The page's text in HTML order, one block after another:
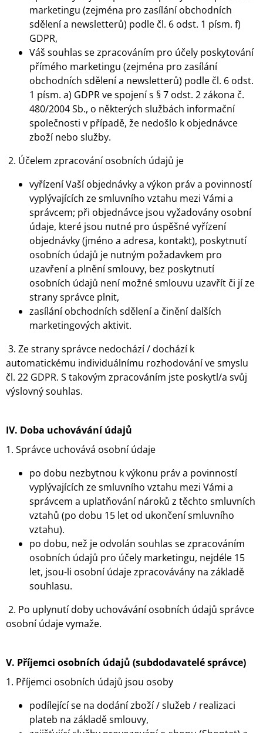
marketingu (zejména pro zasílání obchodních
sdělení a newsletterů) podle čl. 6 odst. 1 písm. f)
GDPR,
Váš souhlas se zpracováním pro účely poskytování
přímého marketingu (zejména pro zasílání
obchodních sdělení a newsletterů) podle čl. 6 odst.
1 písm. a) GDPR ve spojení s § 7 odst. 2 zákona č.
480/2004 Sb., o některých službách informační
společnosti v případě, že nedošlo k objednávce
zboží nebo služby.
2. Účelem zpracování osobních údajů je
vyřízení Vaší objednávky a výkon práv a povinností
vyplývajících ze smluvního vztahu mezi Vámi a
správcem; při objednávce jsou vyžadovány osobní
údaje, které jsou nutné pro úspěšné vyřízení
objednávky (jméno a adresa, kontakt), poskytnutí
osobních údajů je nutným požadavkem pro
uzavření a plnění smlouvy, bez poskytnutí
osobních údajů není možné smlouvu uzavřít či jí ze
strany správce plnit,
zasílání obchodních sdělení a činění dalších
marketingových aktivit.
3. Ze strany správce nedochází / dochází k
automatickému individuálnímu rozhodování ve smyslu
čl. 22 GDPR. S takovým zpracováním jste poskytl/a svůj
výslovný souhlas.
IV. Doba uchovávání údajů
1. Správce uchovává osobní údaje
po dobu nezbytnou k výkonu práv a povinností
vyplývajících ze smluvního vztahu mezi Vámi a
správcem a uplatňování nároků z těchto smluvních
vztahů (po dobu 15 let od ukončení smluvního
vztahu).
po dobu, než je odvolán souhlas se zpracováním
osobních údajů pro účely marketingu, nejdéle 15
let, jsou-li osobní údaje zpracovávány na základě
souhlasu.
2. Po uplynutí doby uchovávání osobních údajů správce
osobní údaje vymaže.
V. Příjemci osobních údajů (subdodavatelé správce)
1. Příjemci osobních údajů jsou osoby
podílející se na dodání zboží / služeb / realizaci
plateb na základě smlouvy,